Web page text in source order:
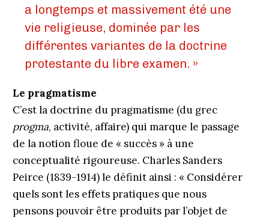
a longtemps et massivement été une
vie religieuse, dominée par les
différentes variantes de la doctrine
protestante du libre examen. »
Le pragmatisme
C’est la doctrine du pragmatisme (du grec
progma, activité, affaire) qui marque le passage
de la notion floue de « succès » à une
conceptualité rigoureuse. Charles Sanders
Peirce (1839-1914) le définit ainsi : « Considérer
quels sont les effets pratiques que nous
pensons pouvoir être produits par l’objet de